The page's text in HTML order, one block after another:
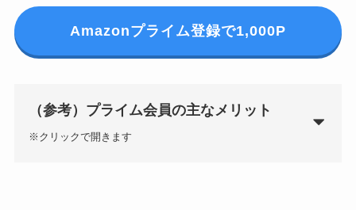
ト証券 ↓招待コード
SDETJE
楽天フリマ
EBvaU
Amazonプライム登録で1,000P
（参考）プライム会員の主なメリット
※クリックで開きます